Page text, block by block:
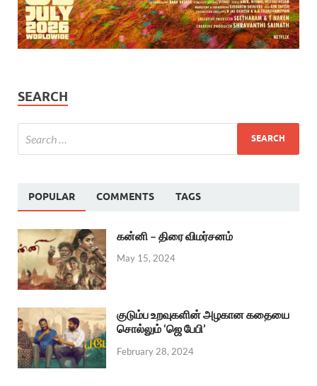
SEARCH
POPULAR COMMENTS TAGS
கன்னி – திரை விமர்சனம்
May 15, 2024
குடும்ப உறவுகளின் அழகான கதையை
சொல்லும் ‘ஜெ பேபி’
February 28, 2024